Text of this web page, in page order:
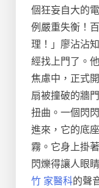
個狂妄自大的
例嚴重失衡！
理！」廖沾沾
經找上門了。
焦慮中，正式
扇被撞破的牆
扭曲。一個閃
進來，它的底
霧。它身上掛
閃爍得讓人眼
竹 家醫科的聲